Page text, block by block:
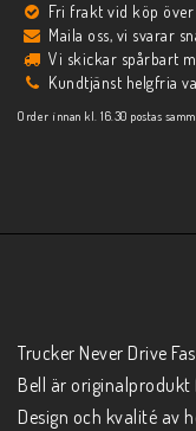
Fri frakt vid köp
Maila oss, vi svarar
Vi skickar spårbart
Kundtjänst helgfria
Order innan kl. 16.30 postas
Trucker Never Drive
Bell är originalprodukt
Design och kvalité av